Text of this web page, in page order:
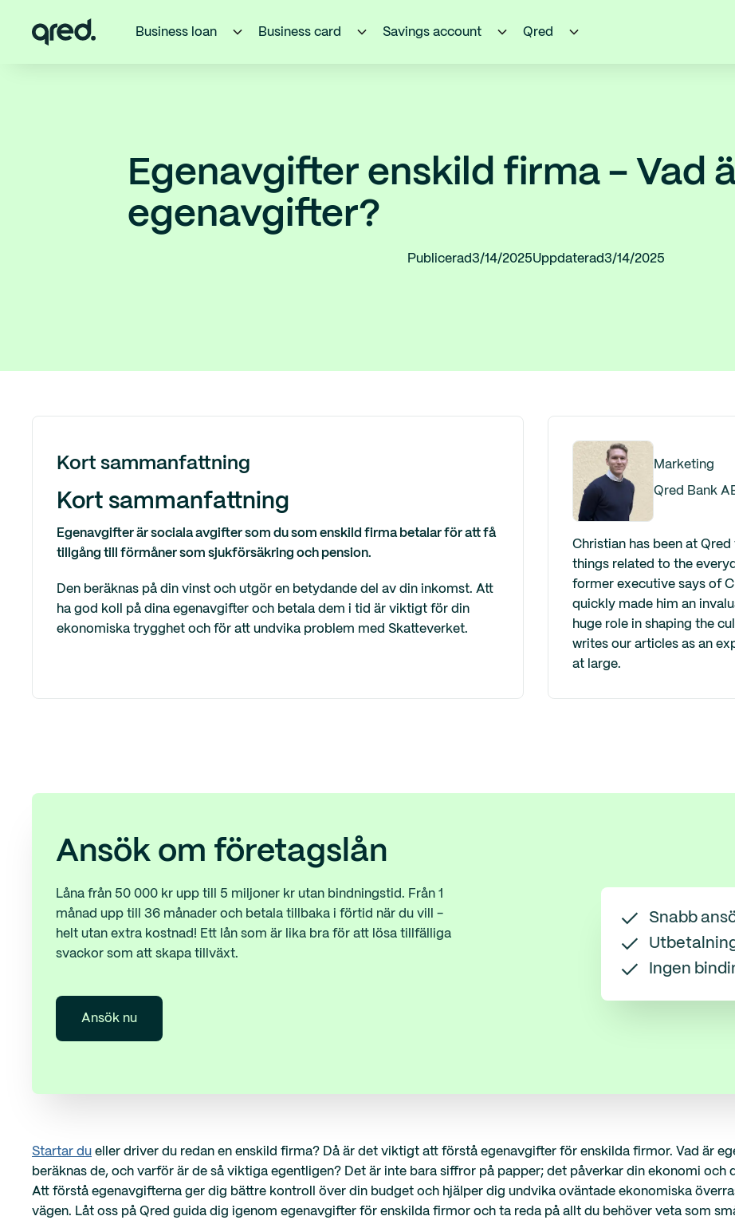
Business loan Business card Savings account Qred
Egenavgifter enskild firma - Vad
egenavgifter?
Publicerad3/14/2025Uppdaterad3/14/2025
Kort sammanfattning
Kort sammanfattning
Egenavgifter är sociala avgifter som du som enskild firma betalar för att få
tillgång till förmåner som sjukförsäkring och pension.
Den beräknas på din vinst och utgör en betydande del av din inkomst. Att
ha god koll på dina egenavgifter och betala dem i tid är viktigt för din
ekonomiska trygghet och för att undvika problem med Skatteverket.
Marketing
Qred Bank
Christian has been at
things related to the
former executive says of
quickly made him an
huge role in shaping the
writes our articles as an
at large.
Ansök om företagslån
Låna från 50 000 kr upp till 5 miljoner kr utan bindningstid. Från 1
månad upp till 36 månader och betala tillbaka i förtid när du vill -
helt utan extra kostnad! Ett lån som är lika bra för att lösa tillfälliga
svackor som att skapa tillväxt.
Ansök nu
Snabb
Ingen
Startar du eller driver du redan en enskild firma? Då är det viktigt att förstå egenavgifter för enskilda firmor. Vad är
beräknas de, och varför är de så viktiga egentligen? Det är inte bara siffror på papper; det påverkar din ekonomi och
Att förstå egenavgifterna ger dig bättre kontroll över din budget och hjälper dig undvika oväntade ekonomiska
vägen. Låt oss på Qred guida dig igenom egenavgifter för enskilda firmor och ta reda på allt du behöver veta som